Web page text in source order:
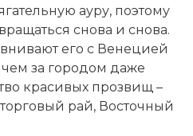
ауру, поэтому
снова и снова.
его с Венецией
за городом даже
красивых прозвищ –
рай, Восточный